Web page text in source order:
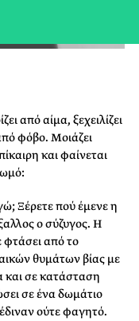
από αίμα, ξεχειλίζει
φόβο. Μοιάζει
και φαίνεται
Ξέρετε πού έμενε η
ο σύζυγος. Η
φτάσει από το
θυμάτων βίας με
και σε κατάσταση
σε ένα δωμάτιο
ούτε φαγητό.